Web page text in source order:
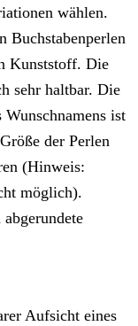
wählen.
Buchstabenperlen
Kunststoff. Die
sehr haltbar. Die
ist
der Perlen
(Hinweis:
möglich).
Aufsicht eines